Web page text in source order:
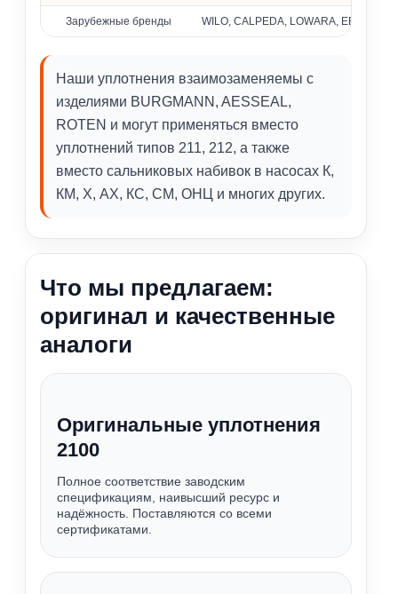
Зарубежные бренды WILO, CALPEDA, LOWARA, EBARA,
Наши уплотнения взаимозаменяемы с
изделиями BURGMANN, AESSEAL,
ROTEN и могут применяться вместо
уплотнений типов 211, 212, а также
вместо сальниковых набивок в насосах К,
КМ, Х, АХ, КС, СМ, ОНЦ и многих других.
Что мы предлагаем:
оригинал и качественные
аналоги
Оригинальные уплотнения
2100
Полное соответствие заводским
спецификациям, наивысший ресурс и
надёжность. Поставляются со всеми
сертификатами.